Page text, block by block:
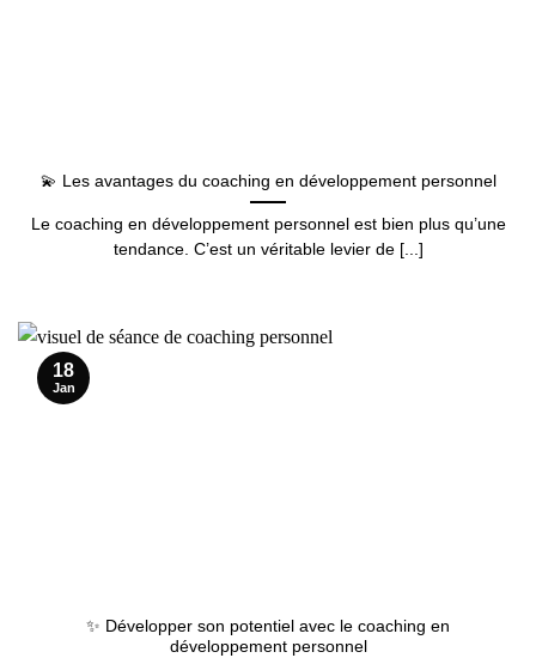
💫 Les avantages du coaching en développement personnel
Le coaching en développement personnel est bien plus qu’une
tendance. C’est un véritable levier de [...]
✨ Développer son potentiel avec le coaching en
développement personnel
18
Jan